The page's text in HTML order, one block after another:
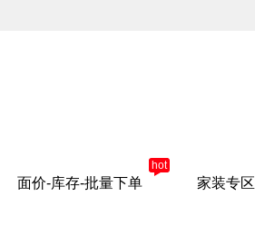
面价-库存-批量下单
hot
家装专区